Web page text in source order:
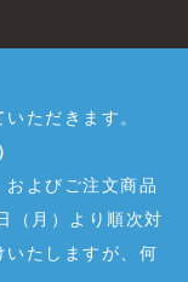
ただきます。
よびご注文商品
（月）より順次対
いたしますが、何